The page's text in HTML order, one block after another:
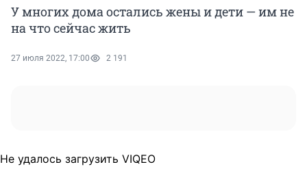
У многих дома остались жены и дети — им не
на что сейчас жить
27 июля 2022, 17:00 2 191
Не удалось загрузить VIQEO